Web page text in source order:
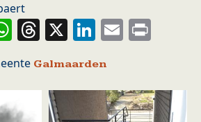
WhatsApp
Threads
X LinkedIn
Email
Galmaarden